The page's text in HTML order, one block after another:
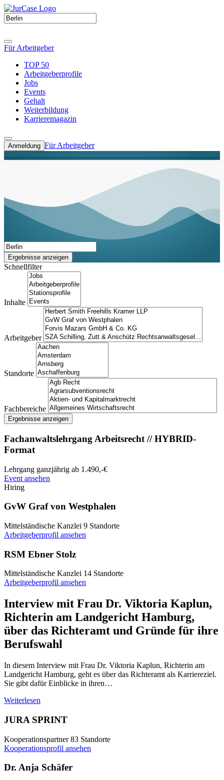
Für Arbeitgeber
TOP 50
Arbeitgeberprofile
Jobs
Events
Gehalt
Weiterbildung
Karrieremagazin
Anmeldung Für Arbeitgeber
Ergebnisse anzeigen
Schnellfilter
Inhalte
Arbeitgeber
Standorte
Fachbereiche
Ergebnisse anzeigen
Fachanwaltslehrgang Arbeitsrecht // HYBRID-
Format
Lehrgang ganzjährig ab 1.490,-€
Event ansehen
Hiring
GvW Graf von Westphalen
Mittelständische Kanzlei 9 Standorte
Arbeitgeberprofil ansehen
RSM Ebner Stolz
Mittelständische Kanzlei 14 Standorte
Arbeitgeberprofil ansehen
Interview mit Frau Dr. Viktoria Kaplun,
Richterin am Landgericht Hamburg,
über das Richteramt und Gründe für ihre
Berufswahl
In diesem Interview mit Frau Dr. Viktoria Kaplun, Richterin am
Landgericht Hamburg, geht es über das Richteramt als Karriereziel.
Sie gibt dafür Einblicke in ihren…
Weiterlesen
JURA SPRINT
Kooperationspartner 83 Standorte
Kooperationsprofil ansehen
Dr. Anja Schäfer